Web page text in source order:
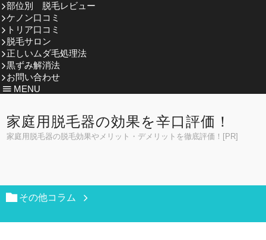
部位別 脱毛レビュー
ケノン口コミ
トリア口コミ
脱毛サロン
正しいムダ毛処理法
黒ずみ解消法
お問い合わせ
MENU
家庭用脱毛器の効果を辛口評価！
家庭用脱毛器の脱毛効果やメリット・デメリットを徹底評価！[PR]
その他コラム